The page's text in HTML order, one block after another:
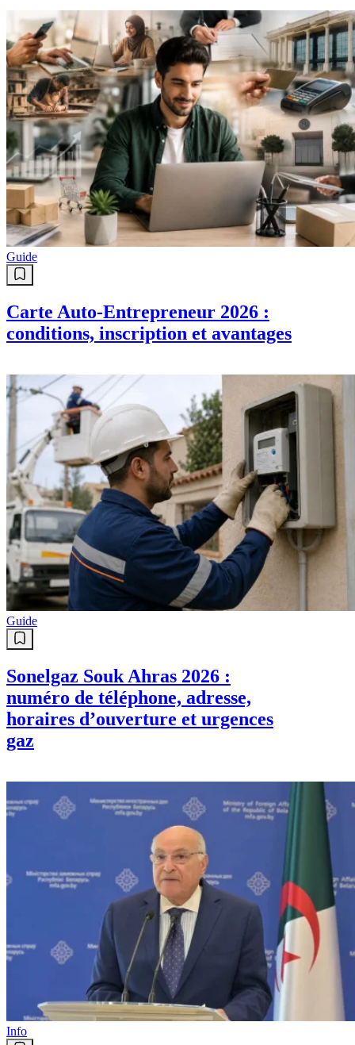
Guide
Carte Auto-Entrepreneur 2026 :
conditions, inscription et avantages
Guide
Sonelgaz Souk Ahras 2026 :
numéro de téléphone, adresse,
horaires d’ouverture et urgences
gaz
Info